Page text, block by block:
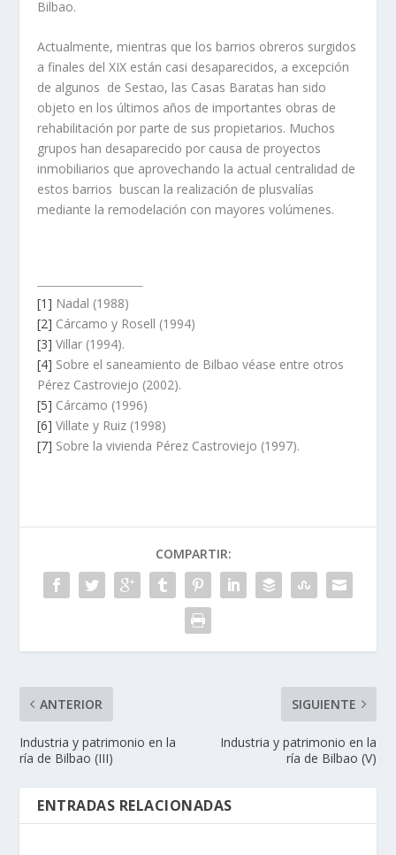
Bilbao.
Actualmente, mientras que los barrios obreros surgidos
a finales del XIX están casi desaparecidos, a excepción
de algunos de Sestao, las Casas Baratas han sido
objeto en los últimos años de importantes obras de
rehabilitación por parte de sus propietarios. Muchos
grupos han desaparecido por causa de proyectos
inmobiliarios que aprovechando la actual centralidad de
estos barrios buscan la realización de plusvalí­as
mediante la remodelación con mayores volúmenes.
[1] Nadal (1988)
[2] Cárcamo y Rosell (1994)
[3] Villar (1994).
[4] Sobre el saneamiento de Bilbao véase entre otros
Pérez Castroviejo (2002).
[5] Cárcamo (1996)
[6] Villate y Ruiz (1998)
[7] Sobre la vivienda Pérez Castroviejo (1997).
COMPARTIR:
ANTERIOR
Industria y patrimonio en la
rí­a de Bilbao (III)
SIGUIENTE
Industria y patrimonio en la
rí­a de Bilbao (V)
ENTRADAS RELACIONADAS